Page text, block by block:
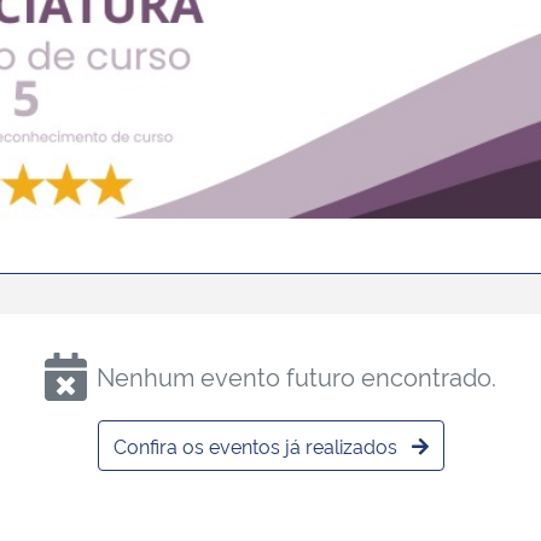
5 em avaliação do MEC
5 na avaliação do MEC
Nenhum evento futuro encontrado.
Confira os eventos já realizados